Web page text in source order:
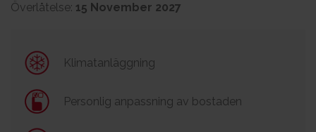
Överlåtelse: 15 November 2027
Klimatanläggning
Personlig anpassning av bostaden